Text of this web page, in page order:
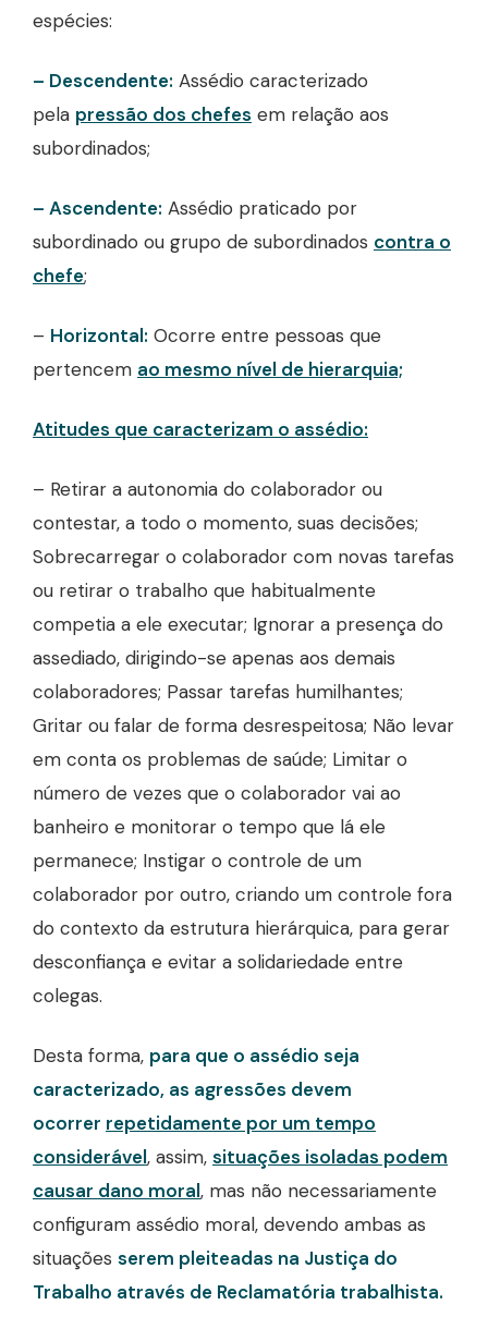
espécies:
– Descendente: Assédio caracterizado
pela pressão dos chefes em relação aos
subordinados;
– Ascendente: Assédio praticado por
subordinado ou grupo de subordinados contra o
chefe;
– Horizontal: Ocorre entre pessoas que
pertencem ao mesmo nível de hierarquia;
Atitudes que caracterizam o assédio:
– Retirar a autonomia do colaborador ou
contestar, a todo o momento, suas decisões;
Sobrecarregar o colaborador com novas tarefas
ou retirar o trabalho que habitualmente
competia a ele executar; Ignorar a presença do
assediado, dirigindo-se apenas aos demais
colaboradores; Passar tarefas humilhantes;
Gritar ou falar de forma desrespeitosa; Não levar
em conta os problemas de saúde; Limitar o
número de vezes que o colaborador vai ao
banheiro e monitorar o tempo que lá ele
permanece; Instigar o controle de um
colaborador por outro, criando um controle fora
do contexto da estrutura hierárquica, para gerar
desconfiança e evitar a solidariedade entre
colegas.
Desta forma, para que o assédio seja
caracterizado, as agressões devem
ocorrer repetidamente por um tempo
considerável, assim, situações isoladas podem
causar dano moral, mas não necessariamente
configuram assédio moral, devendo ambas as
situações serem pleiteadas na Justiça do
Trabalho através de Reclamatória trabalhista.